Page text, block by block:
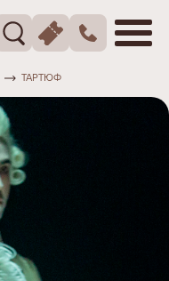
ТАРТЮФ